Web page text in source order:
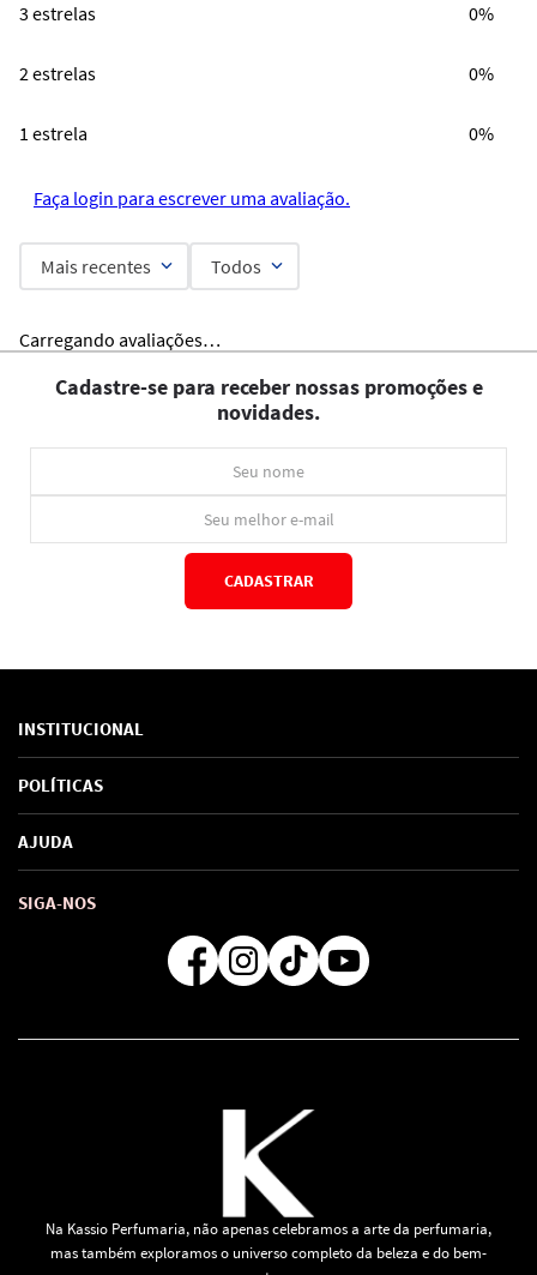
3 estrelas 0%
2 estrelas 0%
1 estrela 0%
Faça login para escrever uma avaliação.
Mais recentes Todos
Carregando avaliações…
Cadastre-se para receber nossas promoções e
novidades.
CADASTRAR
INSTITUCIONAL
Sobre Nós
Marcas
SAC de marcas
Como comprar
POLÍTICAS
Política de Privacidade
Troca e Devoluções
Formas de Pagamento
Regra de Frete Grátis
AJUDA
SIGA-NOS
Na Kassio Perfumaria, não apenas celebramos a arte da perfumaria,
mas também exploramos o universo completo da beleza e do bem-